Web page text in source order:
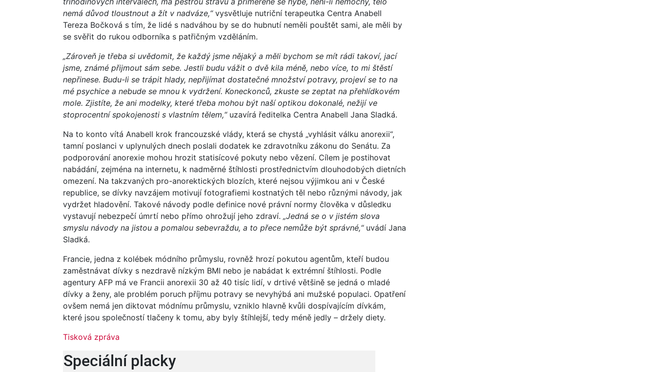
nemá důvod tloustnout a žít v nadváze,“vysvětluje nutriční terapeutka Centra Anabell
Tereza Bočková s tím, že lidé s nadváhou by se do hubnutí neměli pouštět sami, ale měli by
se svěřit do rukou odborníka s patřičným vzděláním.
„Zároveň je třeba si uvědomit, že každý jsme nějaký a měli bychom se mít rádi takoví, jací
jsme, známé přijmout sám sebe. Jestli budu vážit o dvě kila méně, nebo více, to mi štěstí
nepřinese. Budu-li se trápit hlady, nepřijímat dostatečné množství potravy, projeví se to na
mé psychice a nebude se mnou k vydržení. Koneckonců, zkuste se zeptat na přehlídkovém
mole. Zjistíte, že ani modelky, které třeba mohou být naší optikou dokonalé, nežijí ve
stoprocentní spokojenosti s vlastním tělem,“ uzavírá ředitelka Centra Anabell Jana Sladká.
Na to konto vítá Anabell krok francouzské vlády, která se chystá „vyhlásit válku anorexii“,
tamní poslanci v uplynulých dnech poslali dodatek ke zdravotníku zákonu do Senátu. Za
podporování anorexie mohou hrozit statisícové pokuty nebo vězení. Cílem je postihovat
nabádání, zejména na internetu, k nadměrné štíhlosti prostřednictvím dlouhodobých dietních
omezení. Na takzvaných pro-anorektických blozích, které nejsou výjimkou ani v České
republice, se dívky navzájem motivují fotografiemi kostnatých těl nebo různými návody, jak
vydržet hladovění. Takové návody podle definice nové právní normy člověka v důsledku
vystavují nebezpečí úmrtí nebo přímo ohrožují jeho zdraví. „Jedná se o v jistém slova
smyslu návody na jistou a pomalou sebevraždu, a to přece nemůže být správné,“uvádí Jana
Sladká.
Francie, jedna z kolébek módního průmyslu, rovněž hrozí pokutou agentům, kteří budou
zaměstnávat dívky s nezdravě nízkým BMI nebo je nabádat k extrémní štíhlosti. Podle
agentury AFP má ve Francii anorexii 30 až 40 tisíc lidí, v drtivé většině se jedná o mladé
dívky a ženy, ale problém poruch příjmu potravy se nevyhýbá ani mužské populaci. Opatření
ovšem nemá jen diktovat módnímu průmyslu, vzniklo hlavně kvůli dospívajícím dívkám,
které jsou společností tlačeny k tomu, aby byly štíhlejší, tedy méně jedly – držely diety.
Tisková zpráva
Speciální placky